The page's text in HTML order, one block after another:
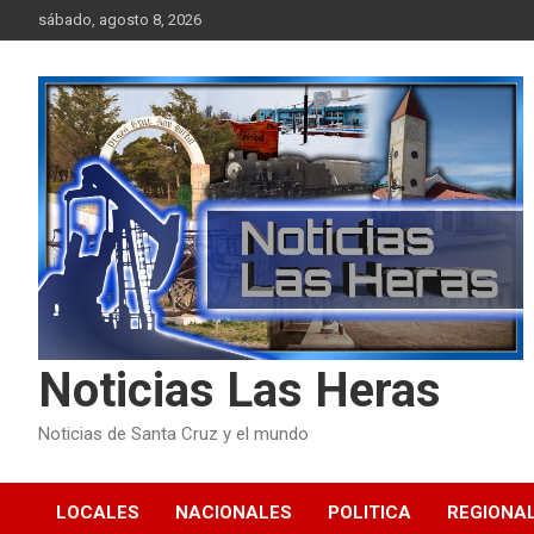
to
sábado, agosto 8, 2026
Noticias Las Heras
Noticias de Santa Cruz y el mundo
LOCALES NACIONALES POLITICA